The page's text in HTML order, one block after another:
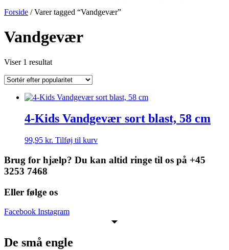
Forside / Varer tagged “Vandgevær”
Vandgevær
Viser 1 resultat
4-Kids Vandgevær sort blast, 58 cm
99,95 kr. Tilføj til kurv
Brug for hjælp? Du kan altid ringe til os på +45
3253 7468
Eller følge os
Facebook Instagram
De små engle